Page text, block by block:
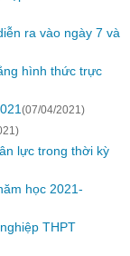
ra vào ngày 7 và
hình thức trực
(07/04/2021)
lực trong thời kỳ
học 2021-
THPT